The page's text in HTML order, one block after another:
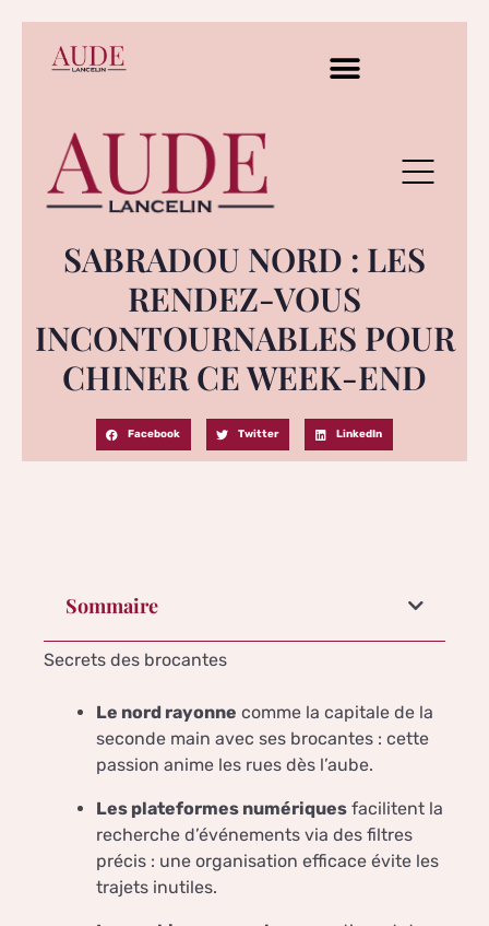
SABRADOU NORD : LES
RENDEZ-VOUS
INCONTOURNABLES POUR
CHINER CE WEEK-END
Facebook Twitter LinkedIn
Sommaire
Secrets des brocantes
Le nord rayonne comme la capitale de la
seconde main avec ses brocantes : cette
passion anime les rues dès l’aube.
Les plateformes numériques facilitent la
recherche d’événements via des filtres
précis : une organisation efficace évite les
trajets inutiles.